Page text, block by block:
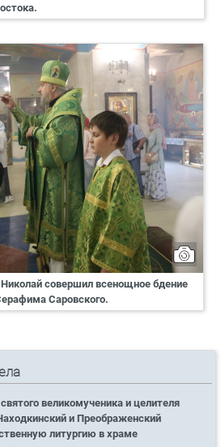
совершил всенощное бдение
Саровского.
великомученика и целителя
и Преображенский
литургию в храме